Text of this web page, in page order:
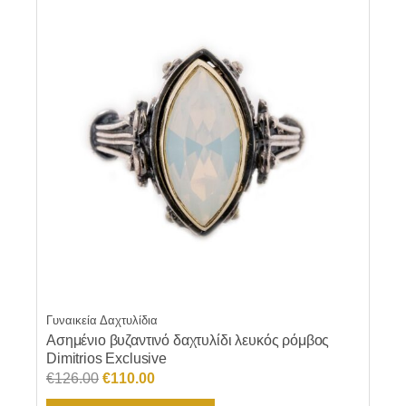
Γυναικεία Δαχτυλίδια
Ασημένιο βυζαντινό δαχτυλίδι λευκός ρόμβος
Dimitrios Exclusive
€126.00 Original
price
€110.00Η
τρέχουσα